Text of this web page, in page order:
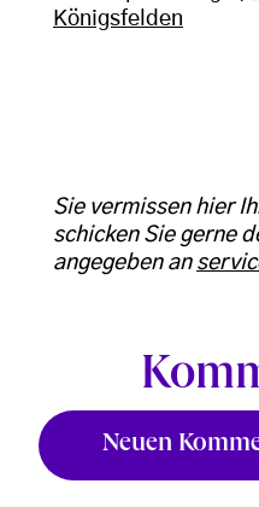
Königsfelden
Sie vermissen hier
schicken Sie gerne
angegeben an
Neuen